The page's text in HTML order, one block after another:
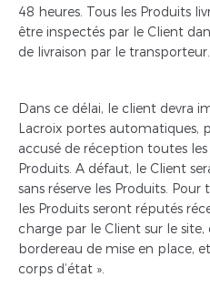
48 heures. Tous les Produits
être inspectés par le Client
de livraison par le transporteur.
Dans ce délai, le client devra
Lacroix portes automatiques,
accusé de réception toutes
Produits. A défaut, le Client
sans réserve les Produits.
les Produits seront réputés
charge par le Client sur le
bordereau de mise en place,
corps d’état ».